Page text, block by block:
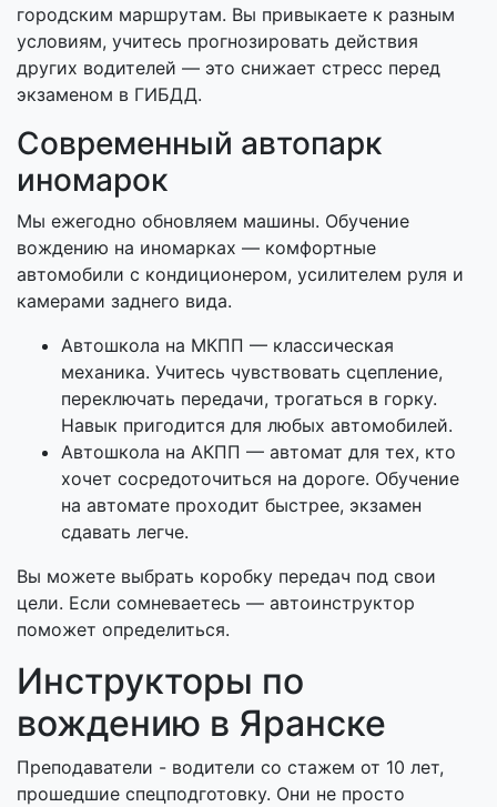
городским маршрутам. Вы привыкаете к разным
условиям, учитесь прогнозировать действия
других водителей — это снижает стресс перед
экзаменом в ГИБДД.
Современный автопарк
иномарок
Мы ежегодно обновляем машины. Обучение
вождению на иномарках — комфортные
автомобили с кондиционером, усилителем руля и
камерами заднего вида.
Автошкола на МКПП — классическая
механика. Учитесь чувствовать сцепление,
переключать передачи, трогаться в горку.
Навык пригодится для любых автомобилей.
Автошкола на АКПП — автомат для тех, кто
хочет сосредоточиться на дороге. Обучение
на автомате проходит быстрее, экзамен
сдавать легче.
Вы можете выбрать коробку передач под свои
цели. Если сомневаетесь — автоинструктор
поможет определиться.
Инструкторы по
вождению в Яранске
Преподаватели - водители со стажем от 10 лет,
прошедшие спецподготовку. Они не просто